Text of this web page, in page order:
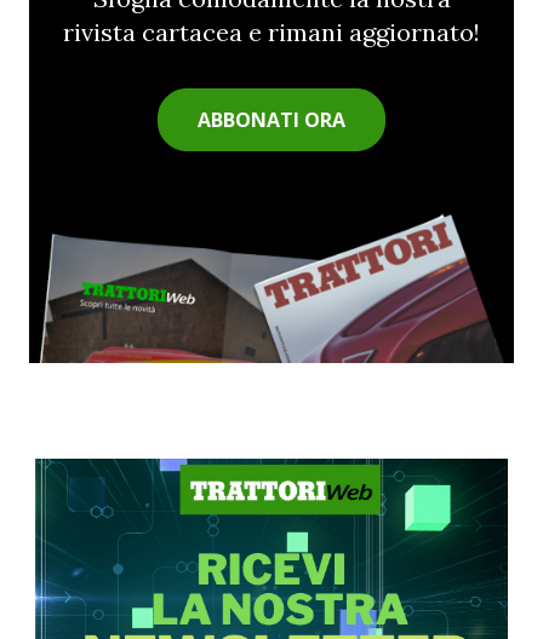
rivista cartacea e rimani aggiornato!
ABBONATI ORA